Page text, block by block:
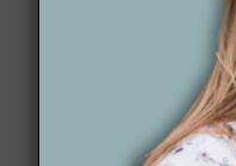
Wytwórnia Zielenito
zielone, które